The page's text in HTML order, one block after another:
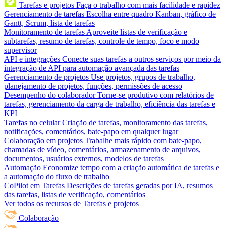
Tarefas e projetos Faça o trabalho com mais facilidade e rapidez
Gerenciamento de tarefas Escolha entre quadro Kanban, gráfico de
Gantt, Scrum, lista de tarefas
Monitoramento de tarefas Aproveite listas de verificação e
subtarefas, resumo de tarefas, controle de tempo, foco e modo
supervisor
API e integrações Conecte suas tarefas a outros serviços por meio da
integração de API para automação avançada das tarefas
Gerenciamento de projetos Use projetos, grupos de trabalho,
planejamento de projetos, funções, permissões de acesso
Desempenho do colaborador Torne-se produtivo com relatórios de
tarefas, gerenciamento da carga de trabalho, eficiência das tarefas e
KPI
Tarefas no celular Criação de tarefas, monitoramento das tarefas,
notificações, comentários, bate-papo em qualquer lugar
Colaboração em projetos Trabalhe mais rápido com bate-papo,
chamadas de vídeo, comentários, armazenamento de arquivos,
documentos, usuários externos, modelos de tarefas
Automação Economize tempo com a criação automática de tarefas e
a automação do fluxo de trabalho
CoPilot em Tarefas Descrições de tarefas geradas por IA, resumos
das tarefas, listas de verificação, comentários
Ver todos os recursos de Tarefas e projetos
Colaboração